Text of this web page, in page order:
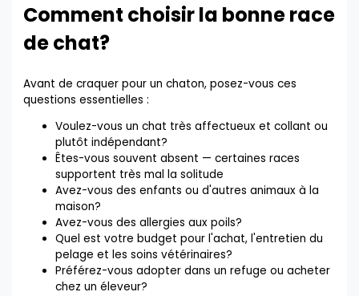
Comment choisir la bonne race
de chat?
Avant de craquer pour un chaton, posez-vous ces
questions essentielles :
Voulez-vous un chat très affectueux et collant ou
plutôt indépendant?
Êtes-vous souvent absent — certaines races
supportent très mal la solitude
Avez-vous des enfants ou d'autres animaux à la
maison?
Avez-vous des allergies aux poils?
Quel est votre budget pour l'achat, l'entretien du
pelage et les soins vétérinaires?
Préférez-vous adopter dans un refuge ou acheter
chez un éleveur?